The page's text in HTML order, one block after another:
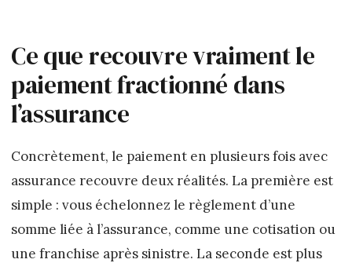
Ce que recouvre vraiment le
paiement fractionné dans
l’assurance
Concrètement, le paiement en plusieurs fois avec
assurance recouvre deux réalités. La première est
simple : vous échelonnez le règlement d’une
somme liée à l’assurance, comme une cotisation ou
une franchise après sinistre. La seconde est plus